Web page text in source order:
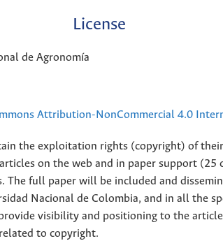
License
de Agronomía
Attribution-NonCommercial 4.0
the exploitation rights (copyright) of
on the web and in paper support (25
The full paper will be included and
Nacional de Colombia, and in all the
visibility and positioning to the
to copyright.